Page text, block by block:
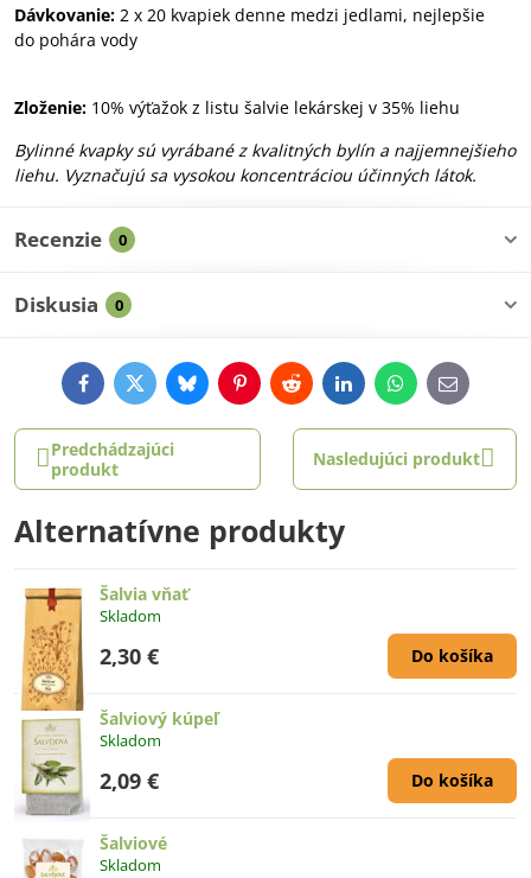
Dávkovanie: 2 x 20 kvapiek denne medzi jedlami, nejlepšie
do pohára vody
Zloženie: 10% výťažok z listu šalvie lekárskej v 35% liehu
Bylinné kvapky sú vyrábané z kvalitných bylín a najjemnejšieho
liehu. Vyznačujú sa vysokou koncentráciou účinných látok.
Recenzie 0
Diskusia 0
FacebookTwitterBlueskyPinterestRedditLinkedInWhatsApp
E-
mail
Predchádzajúci
produkt
Nasledujúci produkt
Alternatívne produkty
Šalvia vňať
Skladom
2,30 € Do košíka
Šalviový kúpeľ
Skladom
2,09 € Do košíka
Šalviové
Skladom